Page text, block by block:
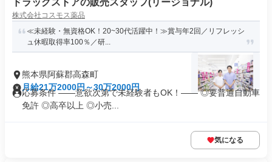
ドラッグストアの販売スタッフ(リージョナル)
株式会社コスモス薬品
≪未経験・無資格OK！20~30代活躍中！≫賞与年2回／リフレッシ
ュ休暇取得率100％／研...
熊本県阿蘇郡高森町
月給21万2000円～30万2000円
応募条件 ――意欲次第で未経験者もOK！―― ◎要普通自動車
免許 ◎高卒以上 ◎小売...
気になる